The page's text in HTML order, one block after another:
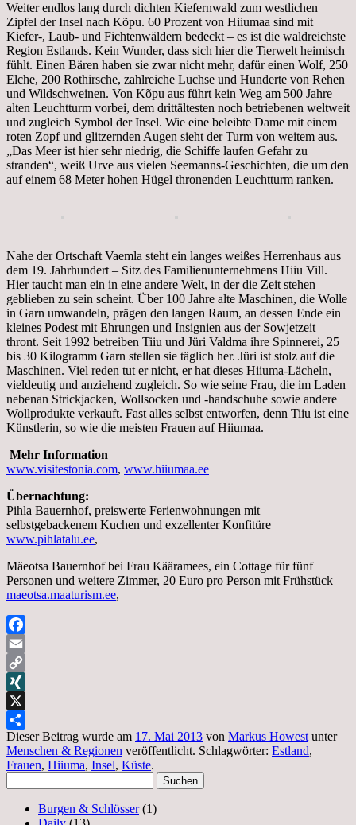
Weiter endlos lang durch dichten Kiefernwald zum westlichen
Zipfel der Insel nach Kõpu. 60 Prozent von Hiiumaa sind mit
Kiefer-, Laub- und Fichtenwäldern bedeckt – es ist die waldreichste
Region Estlands. Kein Wunder, dass sich hier die Tierwelt heimisch
fühlt. Einen Bären haben sie zwar nicht mehr, dafür einen Wolf, 250
Elche, 200 Rothirsche, zahlreiche Luchse und Hunderte von Rehen
und Wildschweinen. Von Kõpu aus führt kein Weg am 500 Jahre
alten Leuchtturm vorbei, dem drittältesten noch betriebenen weltweit
und zugleich Symbol der Insel. Wie eine beleibte Dame mit einem
roten Zopf und glitzernden Augen sieht der Turm von weitem aus.
„Das Meer ist hier sehr niedrig, die Schiffe laufen Gefahr zu
stranden“, weiß Urve aus vielen Seemanns-Geschichten, die um den
auf einem 68 Meter hohen Hügel thronenden Leuchtturm ranken.
Nahe der Ortschaft Vaemla steht ein langes weißes Herrenhaus aus
dem 19. Jahrhundert – Sitz des Familienunternehmens Hiiu Vill.
Hier taucht man ein in eine andere Welt, in der die Zeit stehen
geblieben zu sein scheint. Über 100 Jahre alte Maschinen, die Wolle
in Garn umwandeln, prägen den langen Raum, an dessen Ende ein
kleines Podest mit Ehrungen und Insignien aus der Sowjetzeit
thront. Seit 1992 betreiben Tiiu und Jüri Valdma ihre Spinnerei, 25
bis 30 Kilogramm Garn stellen sie täglich her. Jüri ist stolz auf die
Maschinen. Viel reden tut er nicht, er hat dieses Hiiuma-Lächeln,
vieldeutig und anziehend zugleich. So wie seine Frau, die im Laden
nebenan Strickjacken, Wollsocken und -handschuhe sowie andere
Wollprodukte verkauft. Fast alles selbst entworfen, denn Tiiu ist eine
Künstlerin, so wie die meisten Frauen auf Hiiumaa.
Mehr Information
www.visitestonia.com, www.hiiumaa.ee
Übernachtung:
Pihla Bauernhof, preiswerte Ferienwohnungen mit
selbstgebackenem Kuchen und exzellenter Konfitüre
www.pihlatalu.ee,
Mäeotsa Bauernhof bei Frau Kääramees, ein Cottage für fünf
Personen und weitere Zimmer, 20 Euro pro Person mit Frühstück
maeotsa.maaturism.ee,
Facebook
Email
Copy
Link
XING
X
Teilen
Dieser Beitrag wurde am 17. Mai 2013 von Markus Howest unter
Menschen & Regionen veröffentlicht. Schlagwörter: Estland,
Frauen, Hiiuma, Insel, Küste.
nach:
Burgen & Schlösser(1)